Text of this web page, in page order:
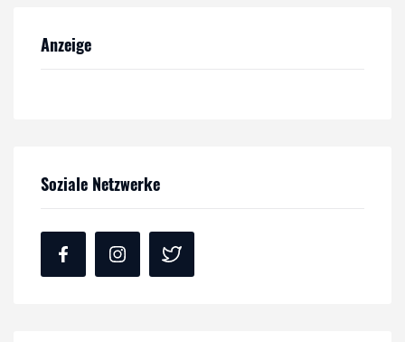
Anzeige
Soziale Netzwerke